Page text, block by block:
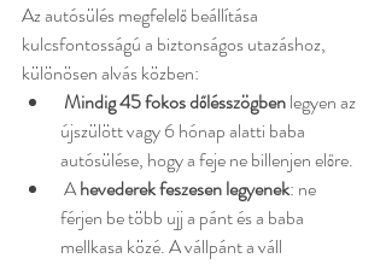
Az autósülés megfelelő beállítása
kulcsfontosságú a biztonságos utazáshoz,
különösen alvás közben:
Mindig 45 fokos dőlésszögben legyen az
újszülött vagy 6 hónap alatti baba
autósülése, hogy a feje ne billenjen előre.
A hevederek feszesen legyenek: ne
férjen be több ujj a pánt és a baba
mellkasa közé. A vállpánt a váll